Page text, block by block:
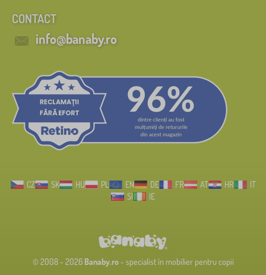
CONTACT
info@banaby.ro
CZ SK HU PL EN DE FR AT HR
IT
SI
IE
© 2008 - 2026 Banaby.ro- specialist în mobilier pentru copii